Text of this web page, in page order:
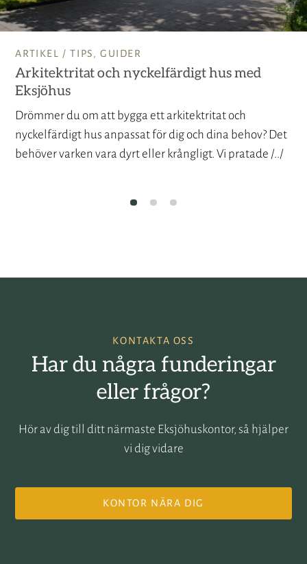
ARTIKEL /TIPS GUIDER
Arkitektritat och nyckelfärdigt hus med
Eksjöhus
Drömmer du om att bygga ett arkitektritat och
nyckelfärdigt hus anpassat för dig och dina behov? Det
behöver varken vara dyrt eller krångligt. Vi pratade /../
KONTAKTA OSS
Har du några funderingar
eller frågor?
Hör av dig till ditt närmaste Eksjöhuskontor, så hjälper
vi dig vidare
KONTOR NÄRA DIG